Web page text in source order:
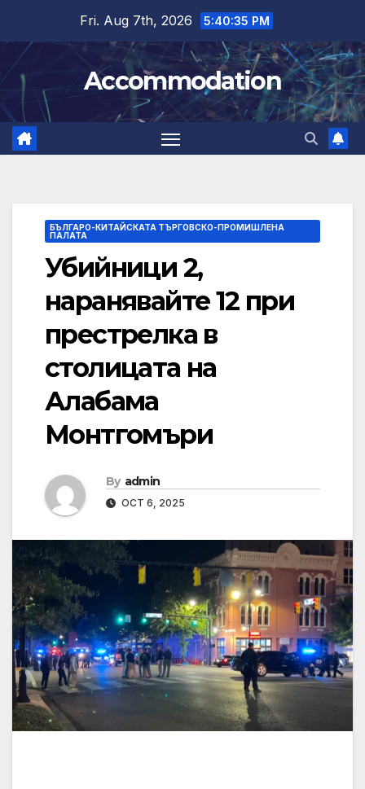
content
Fri. Aug 7th, 2026 5:40:35 PM
Accommodation
БЪЛГАРО-КИТАЙСКАТА ТЪРГОВСКО-ПРОМИШЛЕНА
ПАЛАТА
Убийници 2,
наранявайте 12 при
престрелка в
столицата на
Алабама
Монтгомъри
By admin
OCT 6, 2025